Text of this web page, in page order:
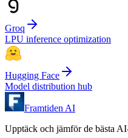
Groq
LPU inference optimization
Hugging Face
Model distribution hub
Framtiden AI
Upptäck och jämför de bästa